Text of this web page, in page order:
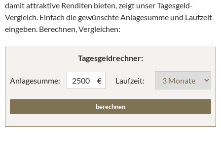
damit attraktive Renditen bieten, zeigt unser Tagesgeld-
Vergleich. Einfach die gewünschte Anlagesumme und Laufzeit
eingeben. Berechnen, Vergleichen:
Tagesgeldrechner:
Anlagesumme: € Laufzeit: